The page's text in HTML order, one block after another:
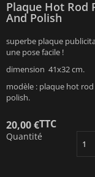
Plaque Hot Rod
And Polish
superbe plaque
une pose facile !
dimension 41x32 cm.
modèle : plaque hot
polish.
20,00 €TTC
Quantité